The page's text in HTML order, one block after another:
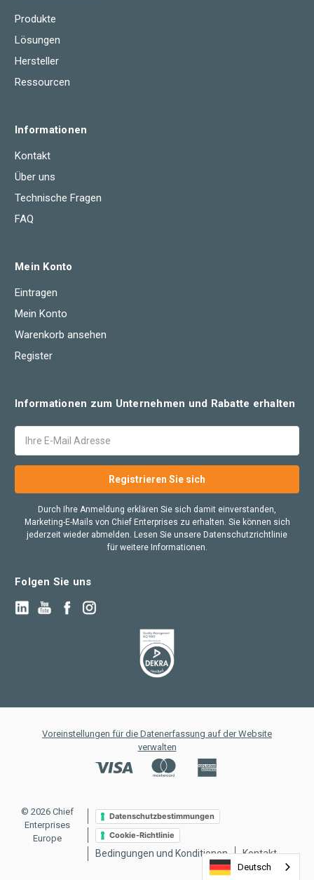
Produkte
Lösungen
Hersteller
Ressourcen
Informationen
Kontakt
Über uns
Technische Fragen
FAQ
Mein Konto
Eintragen
Mein Konto
Warenkorb ansehen
Register
Informationen zum Unternehmen und Rabatte erhalten
Mail
Durch Ihre Anmeldung erklären Sie sich damit einverstanden,
Marketing-E-Mails von Chief Enterprises zu erhalten. Sie können sich
jederzeit wieder abmelden. Lesen Sie unsere Datenschutzrichtlinie
für weitere Informationen.
Folgen Sie uns
Voreinstellungen für die Datenerfassung auf der Website
verwalten
© 2026 Chief
Enterprises
Europe
Datenschutzbestimmungen
Cookie-Richtlinie
Bedingungen und Konditionen Kontakt
Deutsch